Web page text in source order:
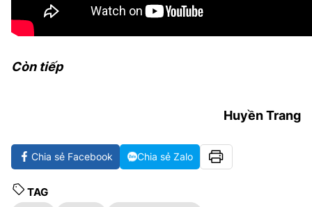
Còn tiếp
Huyền Trang
Chia sẻ Facebook Chia sẻ Zalo
TAG